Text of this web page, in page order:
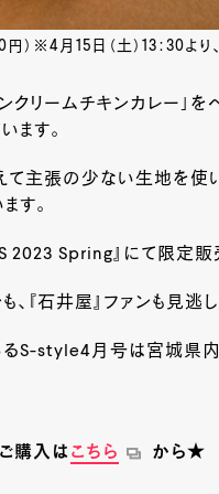
）※4月15日（土）13：30よ
リームチキンカレー」を
ます。
主張の少ない生地を使い
す。
2023 Spring』にて限定販
『石井屋』ファンも見逃し
S-style4月号は宮城県内
購入はこちら から★